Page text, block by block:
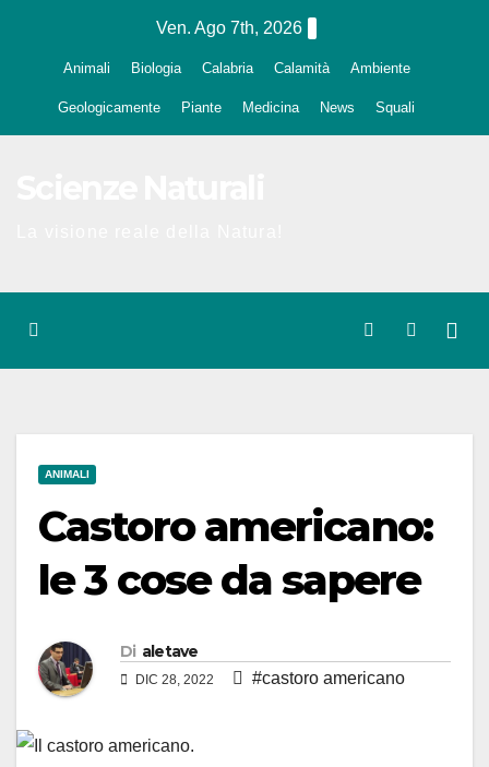
Ven. Ago 7th, 2026
Animali Biologia Calabria Calamità Ambiente
Geologicamente Piante Medicina News Squali
ANIMALI
Castoro americano:
le 3 cose da sapere
Di aletave
DIC 28, 2022 #castoro americano